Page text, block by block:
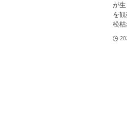
が
を
松